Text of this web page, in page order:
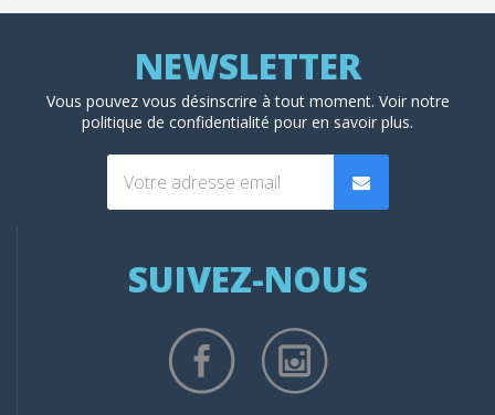
Vous pouvez vous désinscrire à tout moment. Voir notre
politique de confidentialité pour en savoir plus.
SUIVEZ-NOUS